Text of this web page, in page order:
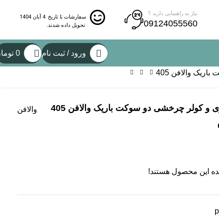
نیاز به راهنمایی دارید ؟
09124055560
سفارشات تا تاریخ 4 آبان 1404
تحویل داده شدند.
ورود / ثبت نام 0
والافن 405
والافن و کولر چرخشی دو سوکت باریک والافن 405
این محصول هستند!